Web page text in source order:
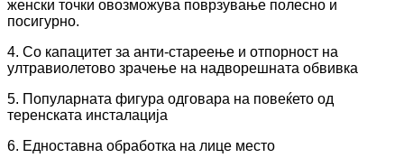
женски точки овозможува поврзување полесно и
посигурно.
4. Со капацитет за анти-стареење и отпорност на
ултравиолетово зрачење на надворешната обвивка
5. Популарната фигура одговара на повеќето од
теренската инсталација
6. Едноставна обработка на лице место